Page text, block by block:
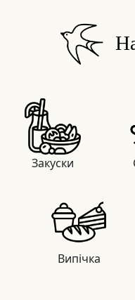
Закуски
Випічка